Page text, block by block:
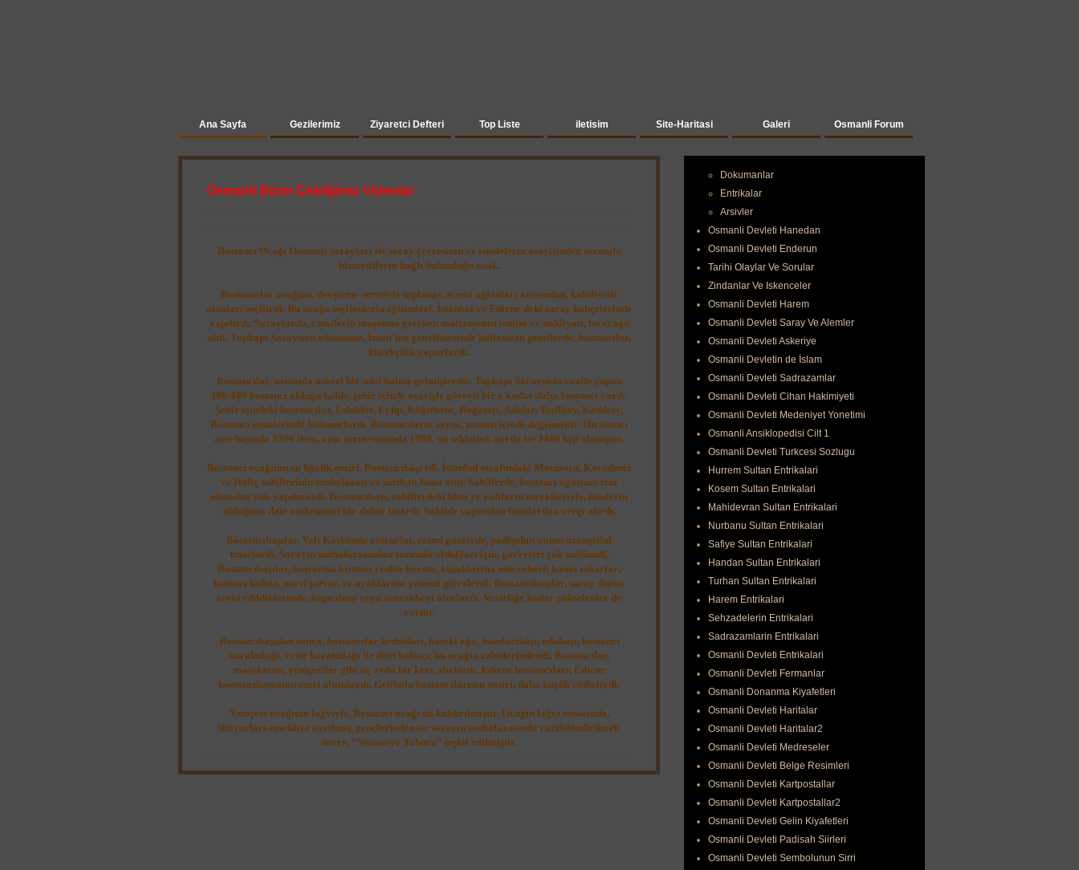
Ana Sayfa Gezilerimiz Ziyaretci Defteri Top Liste iletisim Site-Haritasi Galeri Osmanli Forum
Osmanli Bizim Çektiğimiz Videolar
Bostancı Ocağı Osmanlı sarayları ile saray çevresinin ve iskelelerin asayişinden sorumlu
hizmetlilerin bağlı bulunduğu ocak.
Bostancılar ocağına, devşirme suretiyle toplanan acemi oğlanları arasından, kabiliyetli
olanları seçilirdi. Bu ocağa seçilenlerin eğitimleri, İstanbul ve Edirne'deki saray bahçelerinde
yapılırdı. Saraylarda, camilerin inşaatına gereken malzemenin temini ve nakliyatı, bu ocağa
aitti. Topkapı Sarayının odununun, İzmit'ten getirilmesinde kullanılan gemilerde, bostancılar,
kürekçilik yaparlardı.
Bostancılar, zamanla askeri bir sınıf haline gelmişlerdir. Topkapı Sarayında vazife yapan
300-400 bostancı olduğu halde, şehir içinde asayişle görevli bir o kadar daha bostancı vardı.
Şehir içindeki bostancılar, Üsküdar, Eyüp, Kâğıthane, Boğaziçi, Adalar, Yeşilköy, Kadıköy,
Bostancı semtlerinde bulunurlardı. Bostancıların sayısı, zaman içinde değişmiştir. On altıncı
asır başında 3396 iken, aynı asrın sonunda 1998, on sekizinci asırda ise 2400 kişi olmuştur.
Bostancı ocağının en büyük amiri, Bostancıbaşı idi. İstanbul etrafındaki Marmara, Karadeniz
ve Haliç sahillerinin muhafazası ve inzibatı buna aitti. Sahillerde, bostancı ağasının izni
olmadan yalı yapılmazdı. Bostancıbaşı, sahillerdeki bina ve yalıların mevkileriyle, kimlerin
olduğuna dair mükemmel bir defter tutardı. Sahilde yaptırılan binalardan vergi alırdı.
Bostancıbaşılar, Yalı Köşkünde otururlar, resmi günlerde, padişahın atının üzengisini
tutarlardı. Sarayın muhafazasından sorumlu oldukları için, görevleri çok mühimdi.
Bostancıbaşılar, başlarına kırmızı renkte berata, kuşaklarına mücevherli kama takarlar;
kırmızı kaftan, mavi şalvar, ve ayaklarına yemeni giyerlerdi. Bostancıbaşılar, saray dışına
tayin edildiklerinde, kapıcıbaşı veya sancakbeyi olurlardı. Vezirliğe kadar yükselenler de
vardır.
Bostancıbaşıdan sonra, bostancılar kethüdası, haseki ağa, hamlacıbaşı, odabaşı, bostancı
karakulağı, vezir karakulağı ile dört baltacı, bu ocağın zabitlerindendi. Bostancılar,
maaşlarını, yeniçeriler gibi üç ayda bir kere alırlardı. Edirne bostancıları, Edirne
bostancıbaşısının emri altındaydı. Gelibolu bostancılarının amiri, daha küçük rütbeliydi.
Yeniçeri ocağının lağviyle, Bostancı ocağı da kaldırılmıştır. Ocağın lağvı esnasında,
ihtiyarları emekliye ayrılmış, gençlerinden ise sarayın muhafazasında vazifelendirilmek
üzere, “Nizamiye Taburu” teşkil edilmiştir.
Dokumanlar
Entrikalar
Arsivler
Osmanli Devleti Hanedan
Osmanli Devleti Enderun
Tarihi Olaylar Ve Sorular
Zindanlar Ve Iskenceler
Osmanli Devleti Harem
Osmanli Devleti Saray Ve Alemler
Osmanli Devleti Askeriye
Osmanli Devletin de İslam
Osmanli Devleti Sadrazamlar
Osmanli Devleti Cihan Hakimiyeti
Osmanli Devleti Medeniyet Yonetimi
Osmanli Ansiklopedisi Cilt 1
Osmanli Devleti Turkcesi Sozlugu
Hurrem Sultan Entrikalari
Kosem Sultan Entrikalari
Mahidevran Sultan Entrikalari
Nurbanu Sultan Entrikalari
Safiye Sultan Entrikalari
Handan Sultan Entrikalari
Turhan Sultan Entrikalari
Harem Entrikalari
Sehzadelerin Entrikalari
Sadrazamlarin Entrikalari
Osmanli Devleti Entrikalari
Osmanli Devleti Fermanlar
Osmanli Donanma Kiyafetleri
Osmanli Devleti Haritalar
Osmanli Devleti Haritalar2
Osmanli Devleti Medreseler
Osmanli Devleti Belge Resimleri
Osmanli Devleti Kartpostallar
Osmanli Devleti Kartpostallar2
Osmanli Devleti Gelin Kiyafetleri
Osmanli Devleti Padisah Siirleri
Osmanli Devleti Sembolunun Sirri